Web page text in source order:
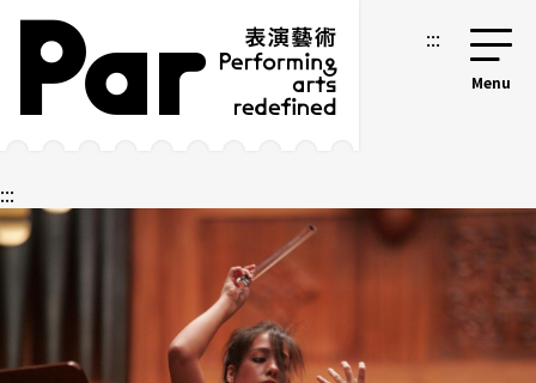
跳到主要内容区块
网站导览 :::
:::